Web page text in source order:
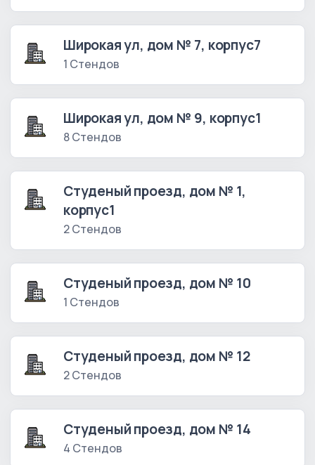
Широкая ул, дом № 7, корпус7
1 Стендов
Широкая ул, дом № 9, корпус1
8 Стендов
Студеный проезд, дом № 1,
корпус1
2 Стендов
Студеный проезд, дом № 10
1 Стендов
Студеный проезд, дом № 12
2 Стендов
Студеный проезд, дом № 14
4 Стендов